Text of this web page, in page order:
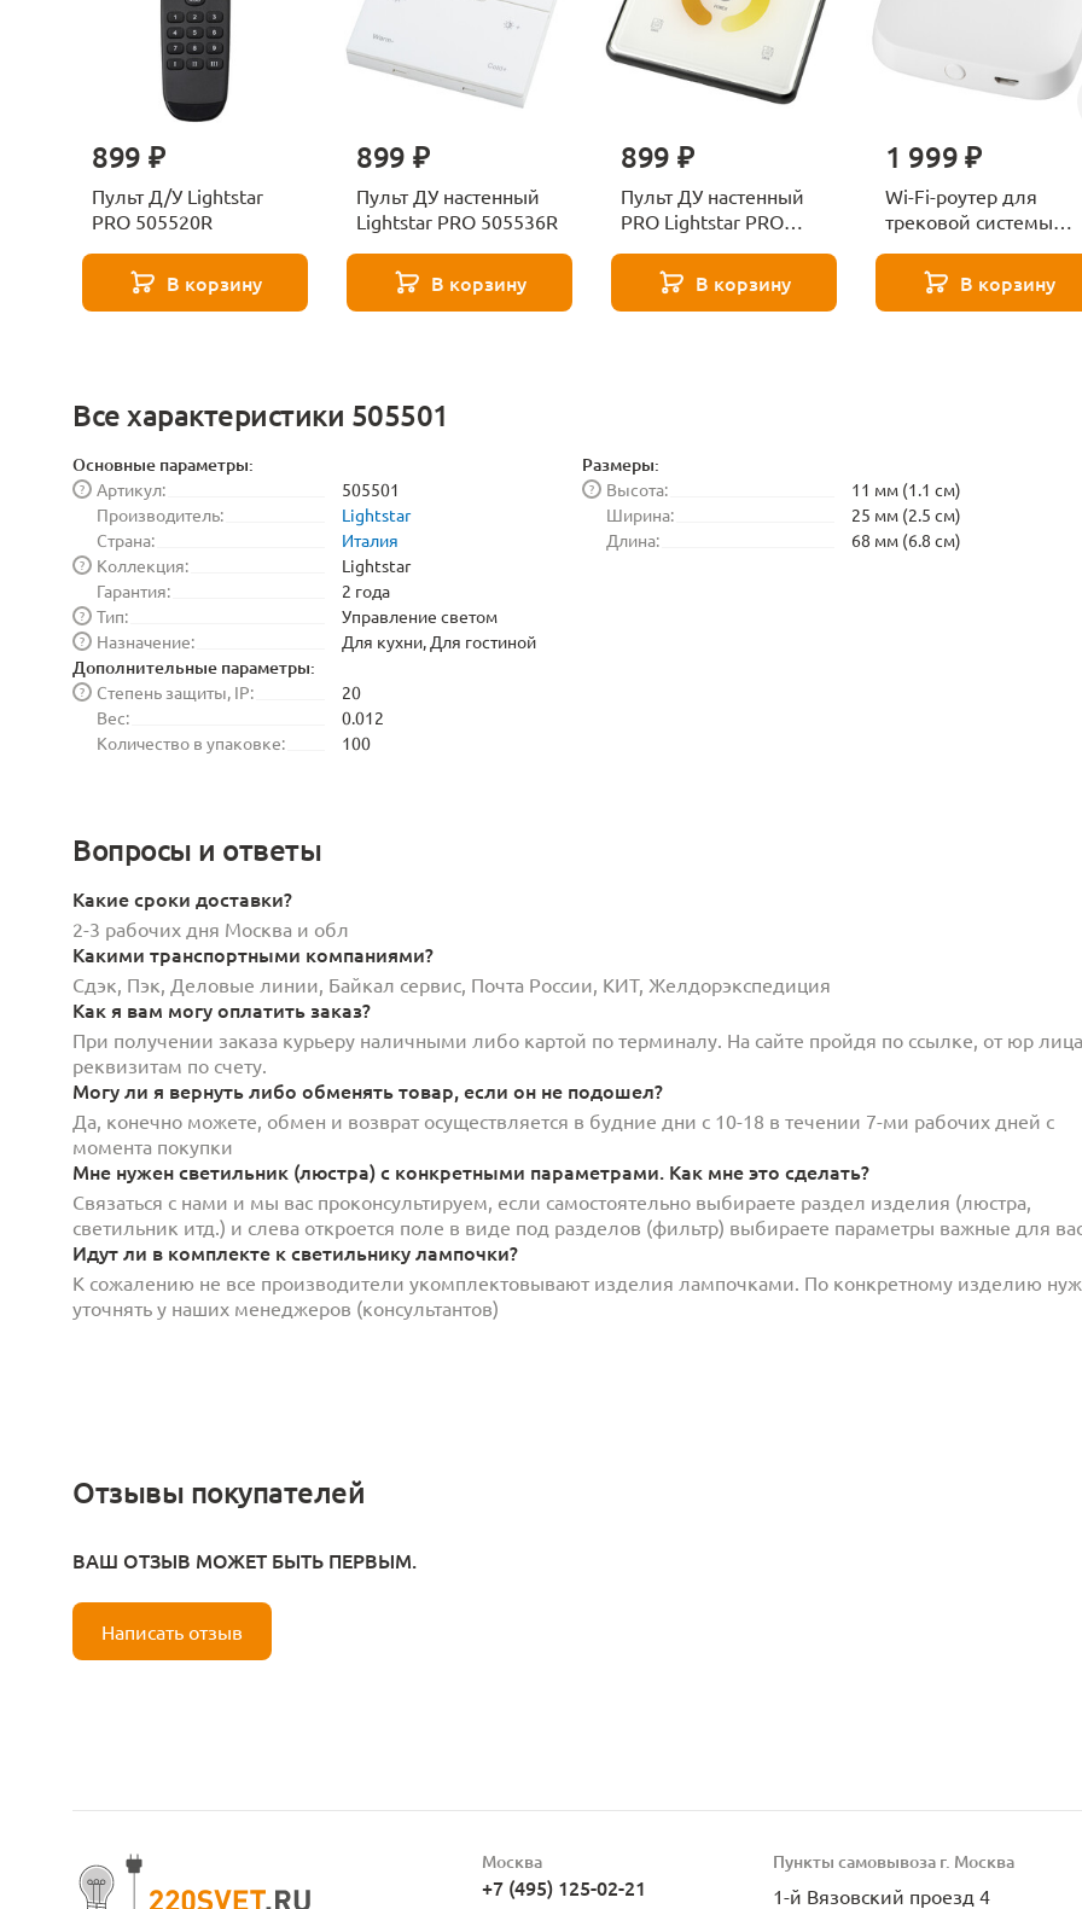
899 ₽
Пульт Д/У Lightstar
PRO 505520R
В корзину
899 ₽
Пульт ДУ настенный
Lightstar PRO 505536R
В корзину
899 ₽
Пульт ДУ настенный
PRO Lightstar PRO
В корзину
1 999 ₽
Wi-Fi-роутер для
трековой системы
В корзину
Все характеристики 505501
Основные параметры:
Артикул:
?
505501
Производитель:
Lightstar
Страна:
Италия
Коллекция:
?
Lightstar
Гарантия:
2 года
Тип:
?
Управление светом
Назначение:
? Для кухни, Для гостиной
Размеры:
Высота:
?
11 мм (1.1 см)
Ширина:
25 мм (2.5 см)
Длина:
68 мм (6.8 см)
Дополнительные параметры:
Степень защиты, IP:
?
20
Вес:
0.012
Количество в упаковке:
100
Вопросы и ответы
Какие сроки доставки?
2-3 рабочих дня Москва и обл
Какими транспортными компаниями?
Сдэк, Пэк, Деловые линии, Байкал сервис, Почта России, КИТ, Желдорэкспедиция
Как я вам могу оплатить заказ?
При получении заказа курьеру наличными либо картой по терминалу. На сайте пройдя по ссылке, от юр
реквизитам по счету.
Могу ли я вернуть либо обменять товар, если он не подошел?
Да, конечно можете, обмен и возврат осуществляется в будние дни с 10-18 в течении 7-ми рабочих дней с
момента покупки
Мне нужен светильник (люстра) с конкретными параметрами. Как мне это сделать?
Связаться с нами и мы вас проконсультируем, если самостоятельно выбираете раздел изделия (люстра,
светильник итд.) и слева откроется поле в виде под разделов (фильтр) выбираете параметры важные для
Идут ли в комплекте к светильнику лампочки?
К сожалению не все производители укомплектовывают изделия лампочками. По конкретному изделию
уточнять у наших менеджеров (консультантов)
Отзывы покупателей
ВАШ ОТЗЫВ МОЖЕТ БЫТЬ ПЕРВЫМ.
Написать отзыв
Москва
+7 (495) 125-02-21
Пункты самовывоза г. Москва
1-й Вязовский проезд 4